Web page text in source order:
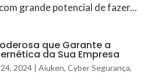
grande potencial de fazer...
que Garante a
da Sua Empresa
2024| Aiuken, Cyber Segurança,